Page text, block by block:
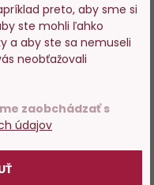
preto, aby sme si
ste mohli ľahko
a aby ste sa nemuseli
neobťažovali
zaobchádzať s
údajov
s
Prosím
bolo 18